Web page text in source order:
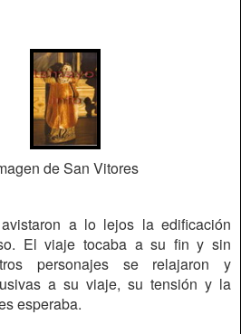
de San Vitores
a lo lejos la edificación
El viaje tocaba a su fin y sin
personajes se relajaron y
a su viaje, su tensión y la
esperaba.